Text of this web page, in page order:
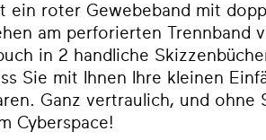
ein roter Gewebeband mit
am perforierten Trennband
in 2 handliche
Sie mit Ihnen Ihre kleinen
Ganz vertraulich, und ohne
Cyberspace!